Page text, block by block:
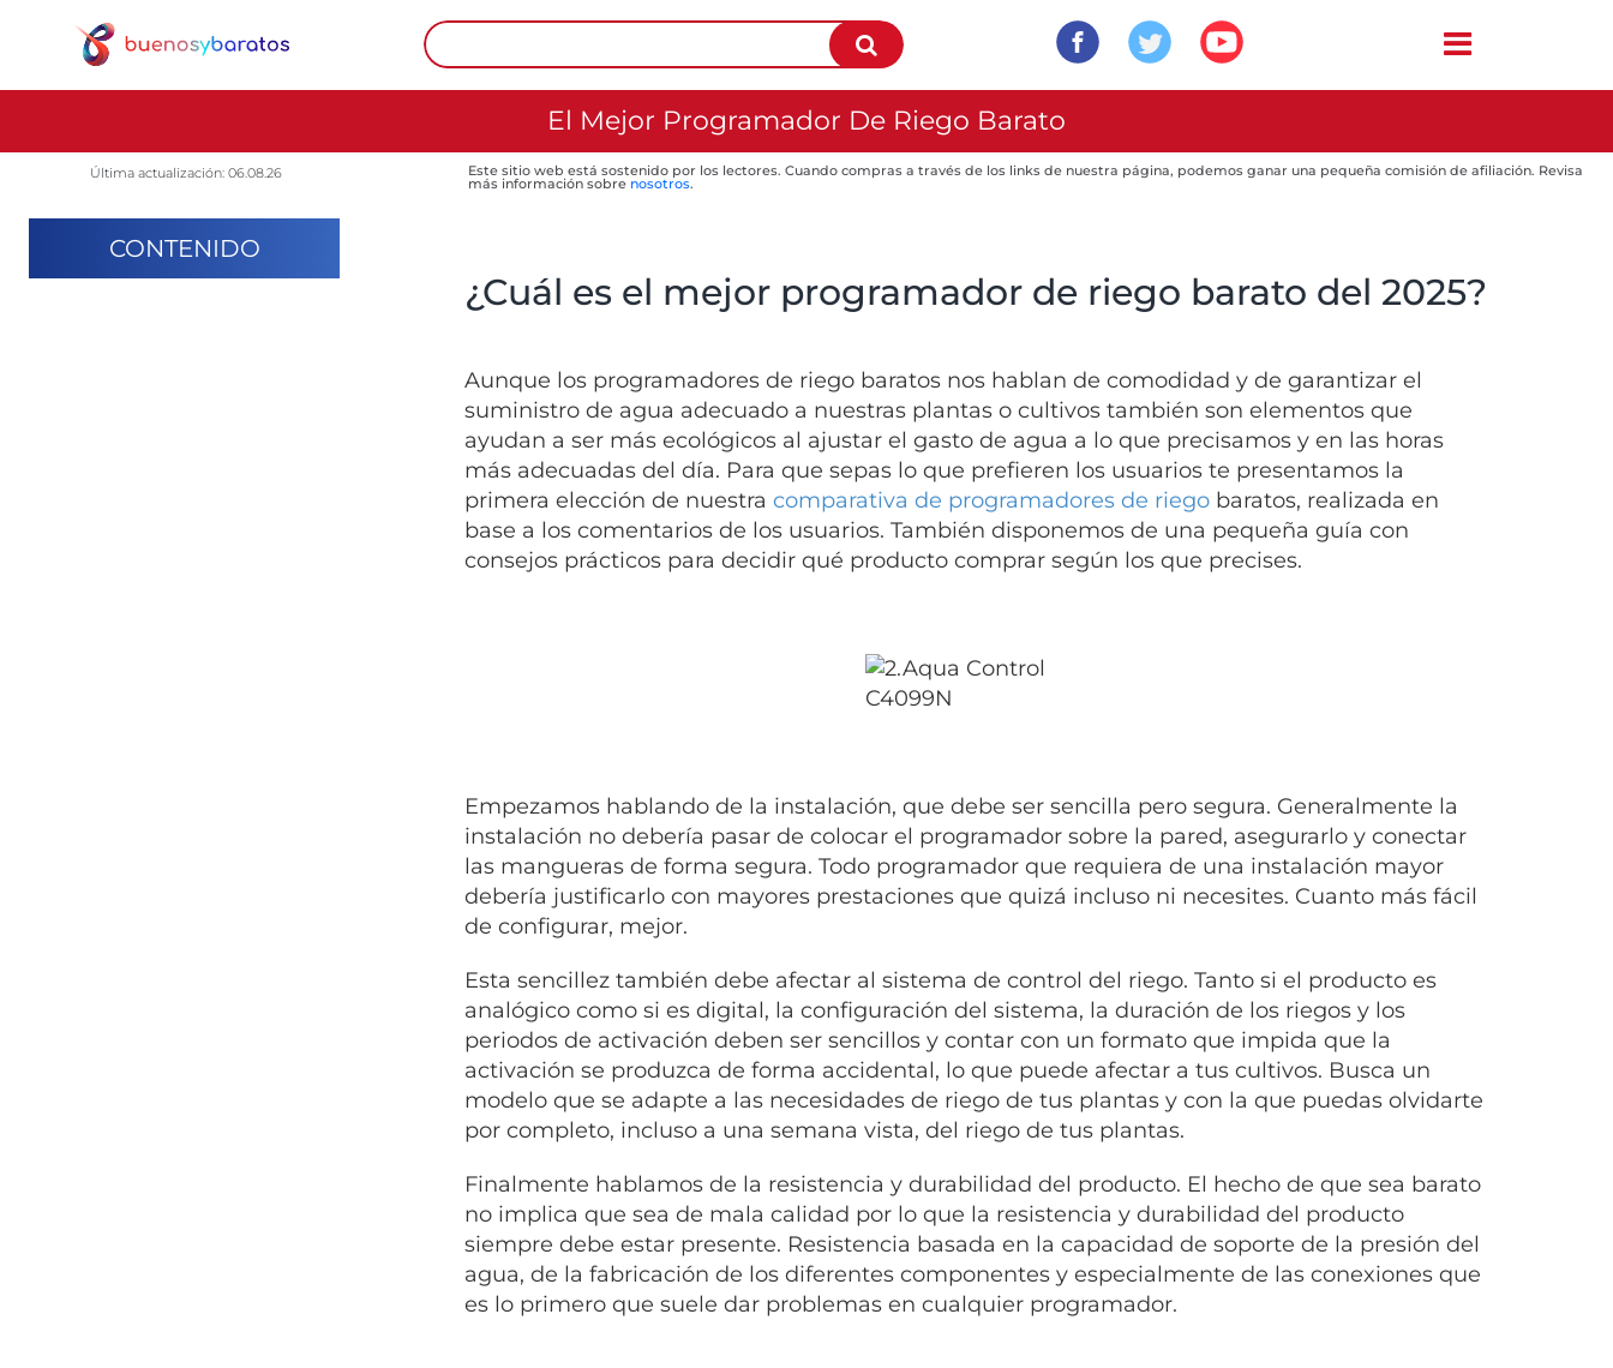
El Mejor Programador De Riego Barato
Última actualización: 06.08.26 Este sitio web está sostenido por los lectores. Cuando compras a través de los links de nuestra página, podemos ganar una pequeña comisión de afiliación. Revisa
más información sobre nosotros.
CONTENIDO
¿Cuál es el mejor programador de riego barato del 2025?
Aunque los programadores de riego baratos nos hablan de comodidad y de garantizar el
suministro de agua adecuado a nuestras plantas o cultivos también son elementos que
ayudan a ser más ecológicos al ajustar el gasto de agua a lo que precisamos y en las horas
más adecuadas del día. Para que sepas lo que prefieren los usuarios te presentamos la
primera elección de nuestra comparativa de programadores de riegobaratos, realizada en
base a los comentarios de los usuarios. También disponemos de una pequeña guía con
consejos prácticos para decidir qué producto comprar según los que precises.
Empezamos hablando de la instalación, que debe ser sencilla pero segura. Generalmente la
instalación no debería pasar de colocar el programador sobre la pared, asegurarlo y conectar
las mangueras de forma segura. Todo programador que requiera de una instalación mayor
debería justificarlo con mayores prestaciones que quizá incluso ni necesites. Cuanto más fácil
de configurar, mejor.
Esta sencillez también debe afectar al sistema de control del riego. Tanto si el producto es
analógico como si es digital, la configuración del sistema, la duración de los riegos y los
periodos de activación deben ser sencillos y contar con un formato que impida que la
activación se produzca de forma accidental, lo que puede afectar a tus cultivos. Busca un
modelo que se adapte a las necesidades de riego de tus plantas y con la que puedas olvidarte
por completo, incluso a una semana vista, del riego de tus plantas.
Finalmente hablamos de la resistencia y durabilidad del producto. El hecho de que sea barato
no implica que sea de mala calidad por lo que la resistencia y durabilidad del producto
siempre debe estar presente. Resistencia basada en la capacidad de soporte de la presión del
agua, de la fabricación de los diferentes componentes y especialmente de las conexiones que
es lo primero que suele dar problemas en cualquier programador.